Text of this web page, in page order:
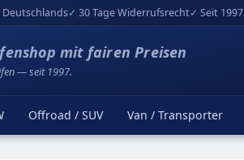
✓ 30 Tage Widerrufsrecht✓ Seit
mit fairen Preisen
— seit 1997.
Offroad / SUV Van / Transporter